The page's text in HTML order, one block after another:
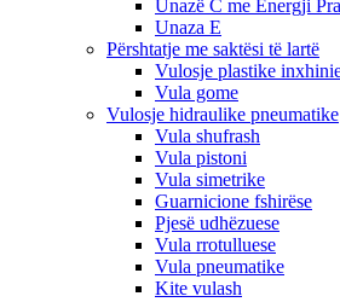
Unazë C me Energji
Unaza E
Përshtatje me saktësi të lartë
Vulosje plastike
Vula gome
Vulosje hidraulike pneumatike
Vula shufrash
Vula pistoni
Vula simetrike
Guarnicione fshirëse
Pjesë udhëzuese
Vula rrotulluese
Vula pneumatike
Kite vulash